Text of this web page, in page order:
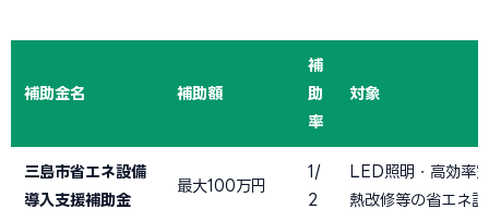
補助金名 補助額
補
助
率
対象
三島市省エネ設備
導入支援補助金
最大100万円
1/
2
LED照明・高効率
熱改修等の省エネ